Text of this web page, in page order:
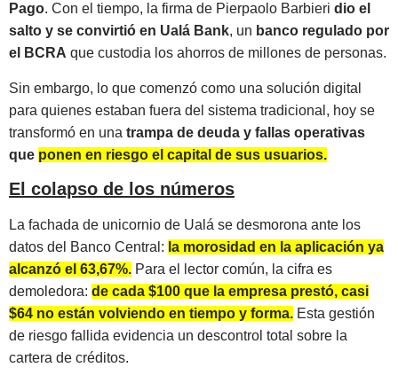
Pago. Con el tiempo, la firma de Pierpaolo Barbieri dio el
salto y se convirtió en Ualá Bank, un banco regulado por
el BCRA que custodia los ahorros de millones de personas.
Sin embargo, lo que comenzó como una solución digital
para quienes estaban fuera del sistema tradicional, hoy se
transformó en una trampa de deuda y fallas operativas
que ponen en riesgo el capital de sus usuarios.
El colapso de los números
La fachada de unicornio de Ualá se desmorona ante los
datos del Banco Central: la morosidad en la aplicación ya
alcanzó el 63,67%. Para el lector común, la cifra es
demoledora: de cada $100 que la empresa prestó, casi
$64 no están volviendo en tiempo y forma. Esta gestión
de riesgo fallida evidencia un descontrol total sobre la
cartera de créditos.